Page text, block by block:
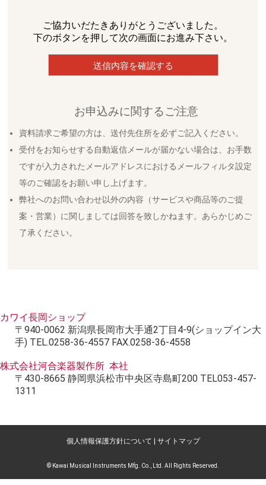
ご協力いだたきありがとうございました。
下のボタンを押して次の画面にお進み下さい。
お申込みに関するご注意
資料請求ご希望の方は、送付先住所を必ずご記入ください。
受付をお知らせする自動返信メールが届かない場合は、お手数
ですが入力されたメールアドレスにおけるメールフィルタ設定
等のご確認をお願い申し上げます。
弊社へのお問い合わせ以外の内容（サービスや商品等のご提
案・営業）に関しましては回答を致しかねます。あらかじめご
了承ください。
カワイ長岡ショップ
〒940-0062 新潟県長岡市大手通2丁目4-9(ショップイン大
手) TEL.0258-36-4557 FAX.0258-36-4558
株式会社河合楽器製作所 本社
〒430-8665 静岡県浜松市中央区寺島町200 TEL053-457-
1311
個人情報保護方針について サイトマップ
© Kawai Musical Instruments Mfg. Co., Ltd. All Rights Reserved.